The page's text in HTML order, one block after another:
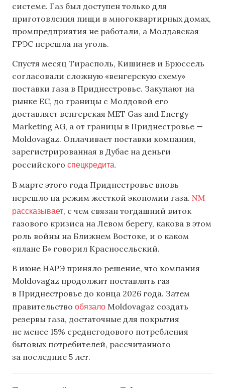
системе. Газ был доступен только для
приготовления пищи в многоквартирных домах,
промпредприятия не работали, а Молдавская
ГРЭС перешла на уголь.
Спустя месяц Тирасполь, Кишинев и Брюссель
согласовали сложную «венгерскую схему»
поставки газа в Приднестровье. Закупают на
рынке ЕС, до границы с Молдовой его
доставляет венгерская MET Gas and Energy
Marketing AG, а от границы в Приднестровье —
Moldovagaz. Оплачивает поставки компания,
зарегистрированная в Дубае на деньги
российского спецкредита.
В марте этого года Приднестровье вновь
перешло на режим жесткой экономии газа. NM
рассказывает, с чем связан тогдашний виток
газового кризиса на Левом берегу, какова в этом
роль войны на Ближнем Востоке, и о каком
«плане Б» говорил Красносельский.
В июне НАРЭ приняло решение, что компания
Moldovagaz продолжит поставлять газ
в Приднестровье до конца 2026 года. Затем
правительство обязало Moldovagaz создать
резервы газа, достаточные для покрытия
не менее 15% среднегодового потребления
бытовых потребителей, рассчитанного
за последние 5 лет.